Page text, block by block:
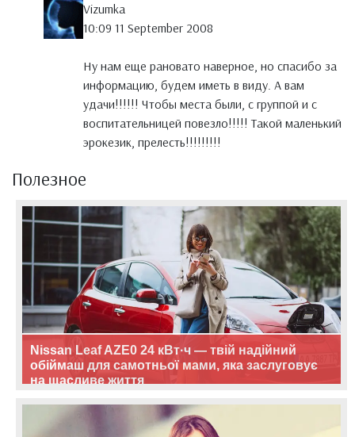
Vizumka
10:09 11 September 2008
Ну нам еще рановато наверное, но спасибо за
информацию, будем иметь в виду. А вам
удачи!!!!!! Чтобы места были, с группой и с
воспитательницей повезло!!!!! Такой маленький
эрокезик, прелесть!!!!!!!!!
Полезное
Nissan Leaf AZE0 24 кВт·ч — твій надійний
обіймаш для самотньої мами, яка заслуговує
на щасливе життя